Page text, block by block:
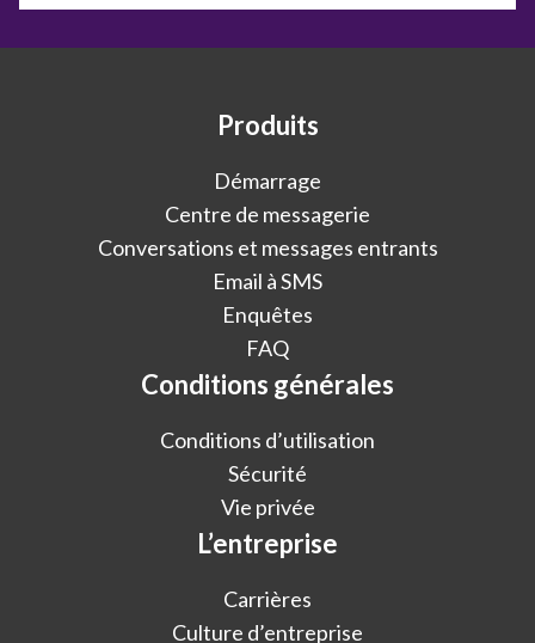
Produits
Démarrage
Centre de messagerie
Conversations et messages entrants
Email à SMS
Enquêtes
FAQ
Conditions générales
Conditions d’utilisation
Sécurité
Vie privée
L’entreprise
Carrières
Culture d’entreprise